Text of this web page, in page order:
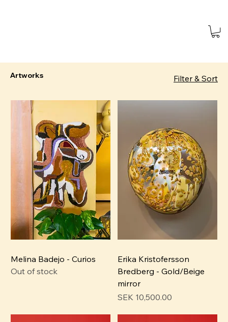
Filter & Sort
Melina Badejo - Curios
Out of stock
Erika Kristofersson
Bredberg - Gold/Beige
mirror
Price
SEK 10,500.00
Artworks